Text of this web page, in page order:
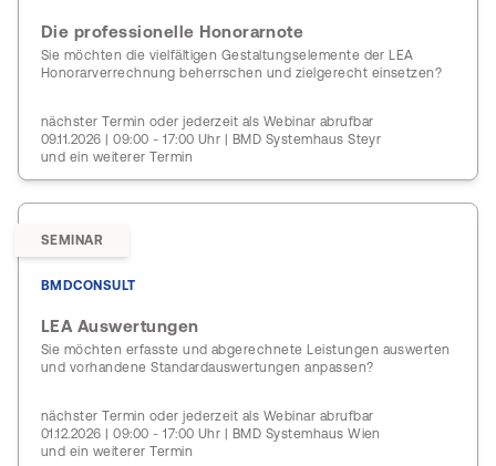
Die professionelle Honorarnote
Sie möchten die vielfältigen Gestaltungselemente der LEA
Honorarverrechnung beherrschen und zielgerecht einsetzen?
nächster Termin oder jederzeit als Webinar abrufbar
09.11.2026 | 09:00 - 17:00 Uhr | BMD Systemhaus Steyr
und ein weiterer Termin
SEMINAR
BMDCONSULT
LEA Auswertungen
Sie möchten erfasste und abgerechnete Leistungen auswerten
und vorhandene Standardauswertungen anpassen?
nächster Termin oder jederzeit als Webinar abrufbar
01.12.2026 | 09:00 - 17:00 Uhr | BMD Systemhaus Wien
und ein weiterer Termin